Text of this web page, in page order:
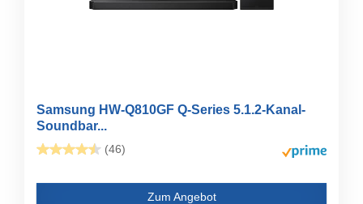
Samsung HW-Q810GF Q-Series 5.1.2-Kanal-
Soundbar...
(46)
Zum Angebot